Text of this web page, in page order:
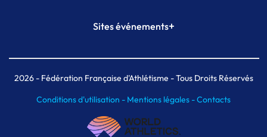
Plateforme Formation
Sites événements+
Meeting de Paris indoor
MAIF Ekiden de Paris
2026- Fédération Française d'Athlétisme - Tous Droits Réservés
Conditions d'utilisation - Mentions légales -Contacts